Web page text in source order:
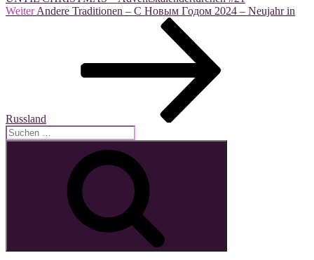
Nächster
Weiter Andere Traditionen – C Новым Γодом 2024 – Neujahr in
Russland
Suche
nach: